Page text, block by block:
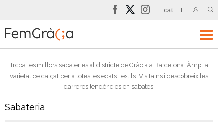
cat
Troba les millors sabateries al districte de Gràcia a Barcelona. Àmplia
varietat de calçat per a totes les edats i estils. Visita'ns i descobreix les
darreres tendències en sabates.
Sabateria